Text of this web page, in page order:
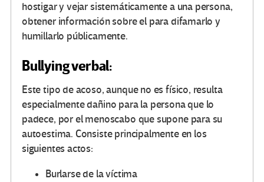
hostigar y vejar sistemáticamente a una persona,
obtener información sobre el para difamarlo y
humillarlo públicamente.
Bullying verbal:
Este tipo de acoso, aunque no es físico, resulta
especialmente dañino para la persona que lo
padece, por el menoscabo que supone para su
autoestima. Consiste principalmente en los
siguientes actos:
Burlarse de la víctima